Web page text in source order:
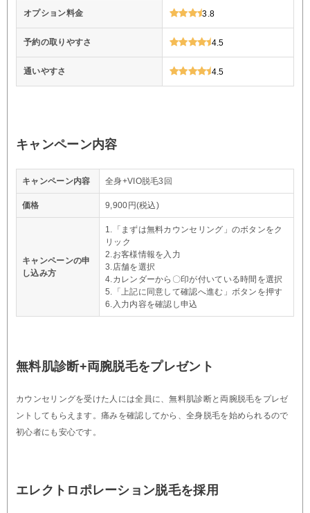
オプション料金 3.8
予約の取りやすさ 4.5
通いやすさ 4.5
キャンペーン内容
キャンペーン内容 全身+VIO脱毛3回
価格 9,900円(税込)
キャンペーンの申
し込み方
1.「まずは無料カウンセリング」のボタンをク
リック
2.お客様情報を入力
3.店舗を選択
4.カレンダーから〇印が付いている時間を選択
5.「上記に同意して確認へ進む」ボタンを押す
6.入力内容を確認し申込
無料肌診断+両腕脱毛をプレゼント
カウンセリングを受けた人には全員に、無料肌診断と両腕脱毛をプレゼ
ントしてもらえます。痛みを確認してから、全身脱毛を始められるので
初心者にも安心です。
エレクトロポレーション脱毛を採用